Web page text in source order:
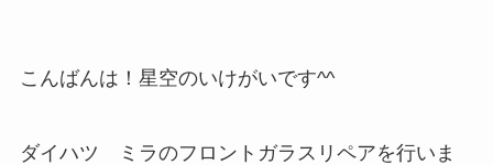
こんばんは！星空のいけがいです^^
ダイハツ ミラのフロントガラスリペアを行いま